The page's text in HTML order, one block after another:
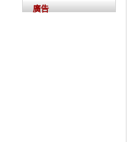
廣告